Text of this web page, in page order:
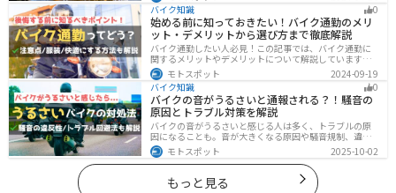
イクに乗ることができるので是非使いましょう。
バイク知識
0
始める前に知っておきたい！バイク通勤のメリ
ット・デメリットから選び方まで徹底解説
バイク通勤したい人必見！この記事では、バイク通勤に
関するメリットやデメリットについて解説しています。
実は通勤時間を短縮できるメリットがありますが、会社
によっては許可されない場合もあるので、事前に確認が
必要です。この記事を読めばバイク通勤の始め方がわか
ります。
モトスポット
2024-09-19
バイク知識
0
バイクの音がうるさいと通報される？！騒音の
原因とトラブル対策を解説
バイクの音がうるさいと感じる人は多く、トラブルの原
因になることも。音が大きくなる原因や騒音規制、違反
になるケースを解説し、ライダーができるマナーや配慮
の方法、さらには他人のバイクが迷惑なときの正しい対
処法まで紹介します。バイク好きも、周囲の騒音に悩む
人も必見の内容です。
モトスポット 2025-10-02
もっと見る